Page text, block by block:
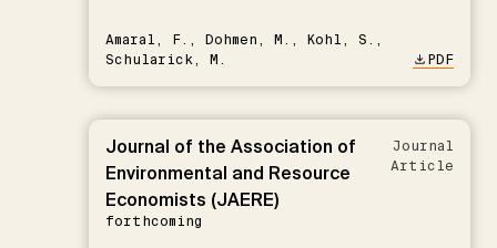
Amaral, F., Dohmen, M., Kohl, S.,
Schularick, M.
PDF
Journal of the Association of
Environmental and Resource
Economists (JAERE)
forthcoming
Journal
Article